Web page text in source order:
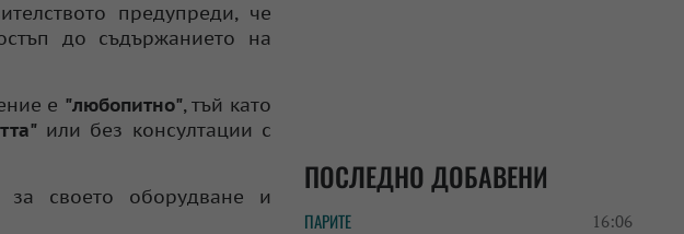
предупреди, че
до съдържанието на
е "любопитно", тъй като
или без консултации с
своето оборудване и
ПОСЛЕДНО ДОБАВЕНИ
ПАРИТЕ 16:06